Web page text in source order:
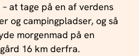
at tage på en af verdens
og campingpladser, og så
morgenmad på en
16 km derfra.